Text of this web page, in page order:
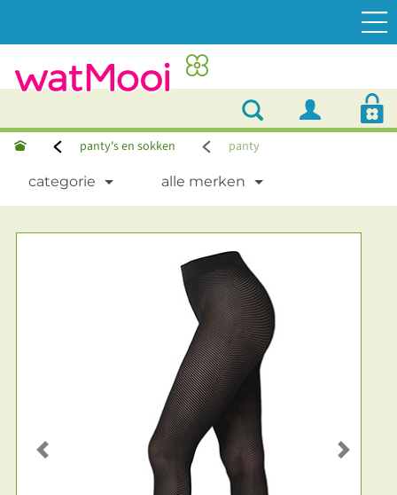
panty's en sokken panty
categorie alle merken
Previous Next